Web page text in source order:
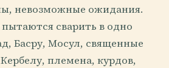
невозможные ожидания.
сварить в одно
Басру, Мосул, священные
племена, курдов,